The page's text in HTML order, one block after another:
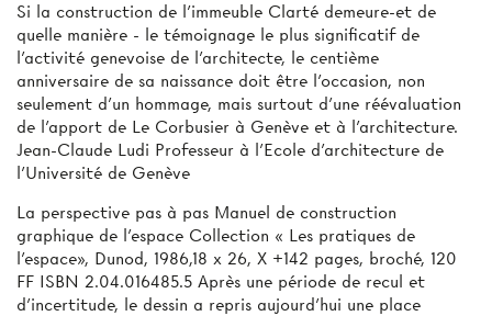
Si la construction de l'immeuble Clarté demeure-et de
quelle manière - le témoignage le plus significatif de
l'activité genevoise de l'architecte, le centième
anniversaire de sa naissance doit être l'occasion, non
seulement d’un hommage, mais surtout d'une réévaluation
de l'apport de Le Corbusier à Genève et à l'architecture.
Jean-Claude Ludi Professeur à l'Ecole d'architecture de
l'Université de Genève
La perspective pas à pas Manuel de construction
graphique de l'espace Collection « Les pratiques de
l'espace», Dunod, 1986,18 x 26, X +142 pages, broché, 120
FF ISBN 2.04.016485.5 Après une période de recul et
d'incertitude, le dessin a repris aujourd'hui une place